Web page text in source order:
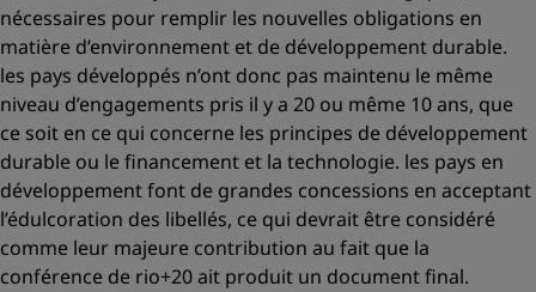
nécessaires pour remplir les nouvelles obligations en
matière d’environnement et de développement durable.
les pays développés n’ont donc pas maintenu le même
niveau d’engagements pris il y a 20 ou même 10 ans, que
ce soit en ce qui concerne les principes de développement
durable ou le financement et la technologie. les pays en
développement font de grandes concessions en acceptant
l’édulcoration des libellés, ce qui devrait être considéré
comme leur majeure contribution au fait que la
conférence de rio+20 ait produit un document final.